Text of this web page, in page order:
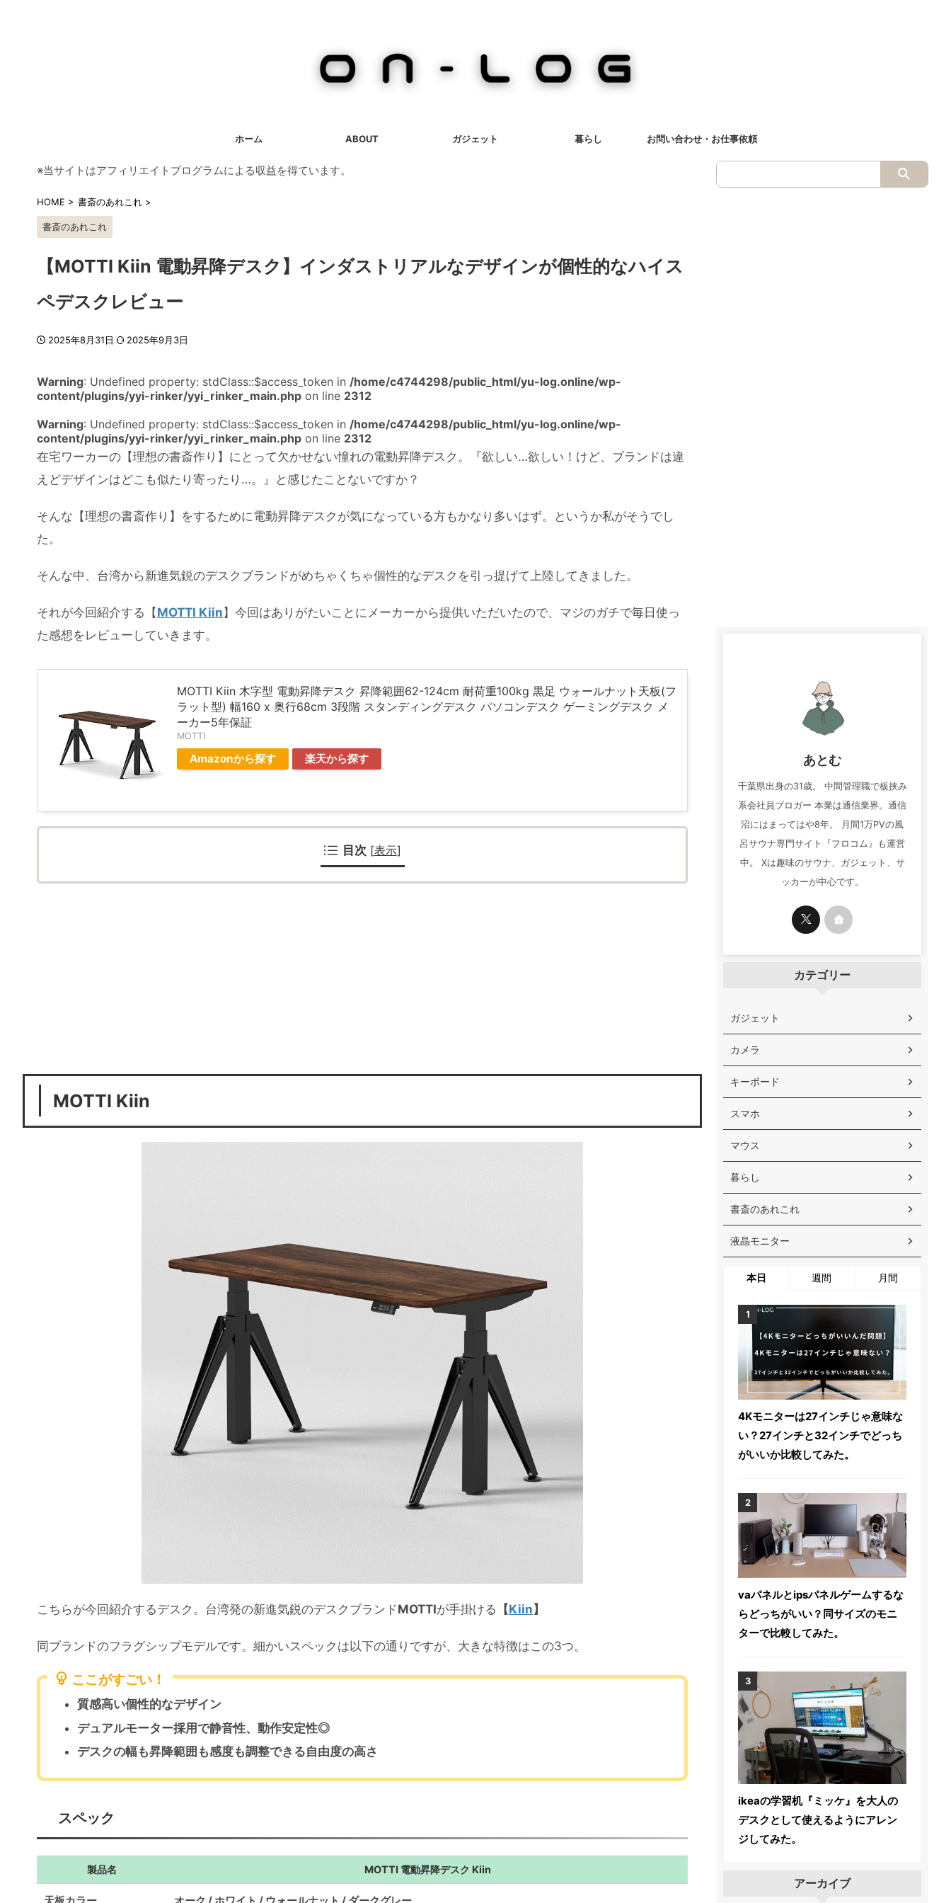
ホーム ABOUT ガジェット 暮らし お問い合わせ・お仕事依頼
※当サイトはアフィリエイトプログラムによる収益を得ています。
HOME > 書斎のあれこれ >
書斎のあれこれ
【MOTTI Kiin 電動昇降デスク】インダストリアルなデザインが個性的なハイス
ペデスクレビュー
2025年8月31日 2025年9月3日
Warning: Undefined property: stdClass::$access_token in /home/c4744298/public_html/yu-log.online/wp-
content/plugins/yyi-rinker/yyi_rinker_main.php on line 2312
Warning: Undefined property: stdClass::$access_token in /home/c4744298/public_html/yu-log.online/wp-
content/plugins/yyi-rinker/yyi_rinker_main.php on line 2312
在宅ワーカーの【理想の書斎作り】にとって欠かせない憧れの電動昇降デスク。『欲しい…欲しい！けど、ブランドは違
えどデザインはどこも似たり寄ったり…。』と感じたことないですか？
そんな【理想の書斎作り】をするために電動昇降デスクが気になっている方もかなり多いはず。というか私がそうでし
た。
そんな中、台湾から新進気鋭のデスクブランドがめちゃくちゃ個性的なデスクを引っ提げて上陸してきました。
それが今回紹介する【MOTTI Kiin】今回はありがたいことにメーカーから提供いただいたので、マジのガチで毎日使っ
た感想をレビューしていきます。
MOTTI Kiin 木字型 電動昇降デスク 昇降範囲62-124cm 耐荷重100kg 黒足 ウォールナット天板(フ
ラット型) 幅160 x 奥行68cm 3段階 スタンディングデスク パソコンデスク ゲーミングデスク メ
ーカー5年保証
MOTTI
Amazonから探す 楽天から探す
目次 [表示]
MOTTI Kiin
こちらが今回紹介するデスク。台湾発の新進気鋭のデスクブランドMOTTIが手掛ける 【Kiin】
同ブランドのフラグシップモデルです。細かいスペックは以下の通りですが、大きな特徴はこの3つ。
ここがすごい！
質感高い個性的なデザイン
デュアルモーター採用で静音性、動作安定性◎
デスクの幅も昇降範囲も感度も調整できる自由度の高さ
スペック
製品名 MOTTI 電動昇降デスク Kiin
あとむ
千葉県出身の31歳。 中間管理職で板挟み
系会社員ブロガー 本業は通信業界。通信
沼にはまってはや8年。 月間1万PVの風
呂サウナ専門サイト『フロコム』も運営
中。 Xは趣味のサウナ、ガジェット、サ
ッカーが中心です。
カテゴリー
ガジェット
カメラ
キーボード
スマホ
マウス
暮らし
書斎のあれこれ
液晶モニター
本日 週間 月間
4Kモニターは27インチじゃ意味な
い？27インチと32インチでどっち
がいいか比較してみた。
vaパネルとipsパネルゲームするな
らどっちがいい？同サイズのモニ
ターで比較してみた。
ikeaの学習机『ミッケ』を大人の
デスクとして使えるようにアレン
ジしてみた。
アーカイブ